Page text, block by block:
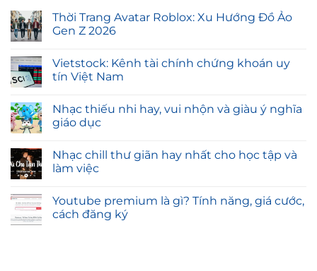
Thời Trang Avatar Roblox: Xu Hướng Đồ Ảo
Gen Z 2026
Vietstock: Kênh tài chính chứng khoán uy
tín Việt Nam
Nhạc thiếu nhi hay, vui nhộn và giàu ý nghĩa
giáo dục
Nhạc chill thư giãn hay nhất cho học tập và
làm việc
Youtube premium là gì? Tính năng, giá cước,
cách đăng ký